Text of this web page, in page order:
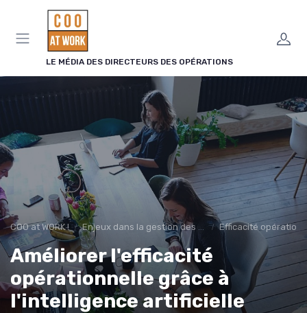
LE MÉDIA DES DIRECTEURS DES OPÉRATIONS
COO at WORK ! Enjeux dans la gestion des opérations Efficacité
Améliorer l'efficacité
opérationnelle grâce à
l'intelligence artificielle
Panneau de gestion des cookies